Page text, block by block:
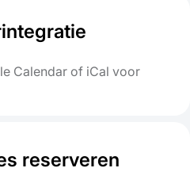
Calendar of iCal voor
reserveren